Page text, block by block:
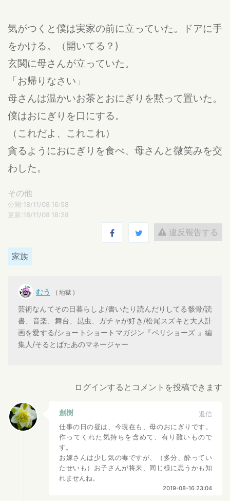
気がつくと僕は実家の前に立っていた。ドアに手
をかける。（開いてる？)
玄関に母さんが立っていた。
「お帰りなさい」
母さんは温かいお茶とおにぎりを黙って置いた。
僕はおにぎりを口にする。
（これだよ、これこれ）
貪るようにおにぎりを食べ、母さんと微笑みを交
わした。
その他
公開:18/11/08 16:58
更新:18/11/08 18:28
違反報告する
家族
むう ( 地獄 )
芸術なんてその日暮らしよ/書いたり読んだりしてる骸骨/読
書、音楽、舞台、昆虫、ガチャが好き/松尾スズキと大人計
画を愛する/ショートショートマガジン『ベリショーズ 』編
集人/そるとばたあのマネージャー
ログインするとコメントを投稿できます
創樹
返信
仕事の日の昼は、今現在も、母のおにぎりです。
作ってくれた気持ちを含めて、有り難いもので
す。
お嫁さんは少し気の毒ですが、（多分、酔ってい
たせいも）お子さんが将来、同じ様に思うかも知
れませんね。
2019-08-16 23:04